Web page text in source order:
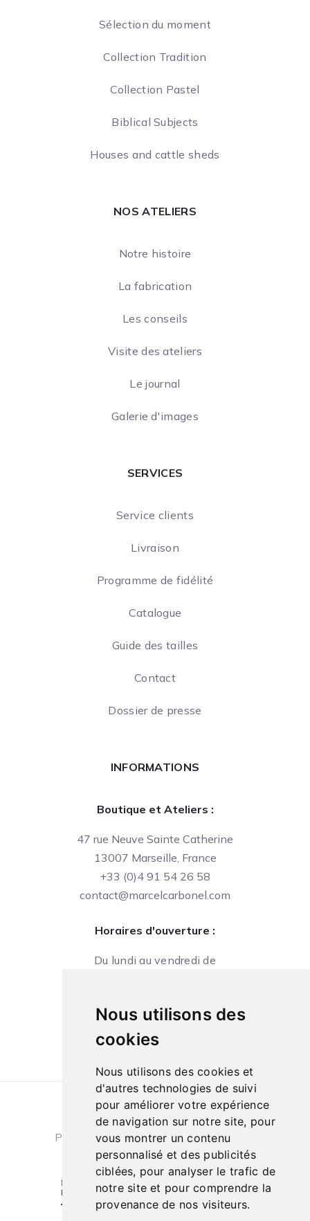
Nous utilisons des
cookies
Nous utilisons des cookies et
d'autres technologies de suivi
pour améliorer votre expérience
de navigation sur notre site, pour
vous montrer un contenu
personnalisé et des publicités
ciblées, pour analyser le trafic de
notre site et pour comprendre la
provenance de nos visiteurs.
Sélection du moment
Collection Tradition
Collection Pastel
Biblical Subjects
Houses and cattle sheds
NOS ATELIERS
Notre histoire
La fabrication
Les conseils
Visite des ateliers
Le journal
Galerie d'images
SERVICES
Service clients
Livraison
Programme de fidélité
Catalogue
Guide des tailles
Contact
Dossier de presse
INFORMATIONS
Boutique et Ateliers :
47 rue Neuve Sainte Catherine
13007 Marseille, France
+33 (0)4 91 54 26 58
contact@marcelcarbonel.com
Horaires d'ouverture :
Du lundi au vendredi de
10h à 13h et de 14h à 18h
Conditions générales de ventes
|
Politique de confidentialité
| Cookies